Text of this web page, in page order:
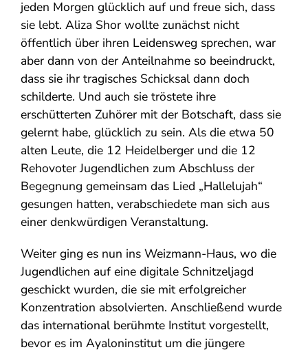
jeden Morgen glücklich auf und freue sich, dass
sie lebt. Aliza Shor wollte zunächst nicht
öffentlich über ihren Leidensweg sprechen, war
aber dann von der Anteilnahme so beeindruckt,
dass sie ihr tragisches Schicksal dann doch
schilderte. Und auch sie tröstete ihre
erschütterten Zuhörer mit der Botschaft, dass sie
gelernt habe, glücklich zu sein. Als die etwa 50
alten Leute, die 12 Heidelberger und die 12
Rehovoter Jugendlichen zum Abschluss der
Begegnung gemeinsam das Lied „Hallelujah“
gesungen hatten, verabschiedete man sich aus
einer denkwürdigen Veranstaltung.
Weiter ging es nun ins Weizmann-Haus, wo die
Jugendlichen auf eine digitale Schnitzeljagd
geschickt wurden, die sie mit erfolgreicher
Konzentration absolvierten. Anschließend wurde
das international berühmte Institut vorgestellt,
bevor es im Ayaloninstitut um die jüngere